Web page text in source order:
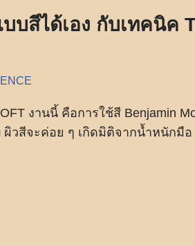
บสีได้เอง กับเทคนิค
งานนี้ คือการใช้สี Benjamin
ผิวสีจะค่อย ๆ เกิดมิติจากน้ำหนักมื